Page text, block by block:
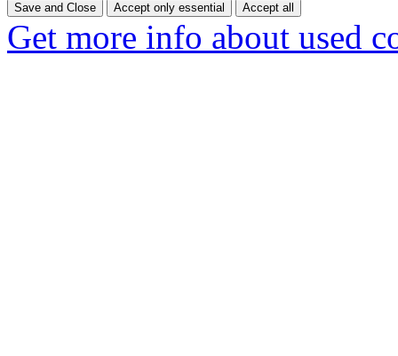
Save and Close Accept only essential Accept all
Get more info about used